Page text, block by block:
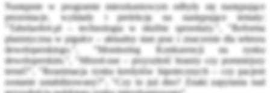
Następnie w programie mieszkaniowym odbyły się następujące
prezentacje, wykłady i prelekcję na następujące tematy:
"Tabelaofert.pl – technologia w służbie sprzedaży.", "Reforma
planistyczna w pigułce – aktualny stan prac i znaczenie dla sektora
deweloperskiego.", "Monitoring Konkurencji na rynku
deweloperskim.", "Mixed-use – przyszłość branży czy pomniejszy
trend?", "Reanimacja rynku kredytów hipotecznych – czy pacjent
zostanie ustabilizowany?", "Czy to już dno? Znaki zapytania nad